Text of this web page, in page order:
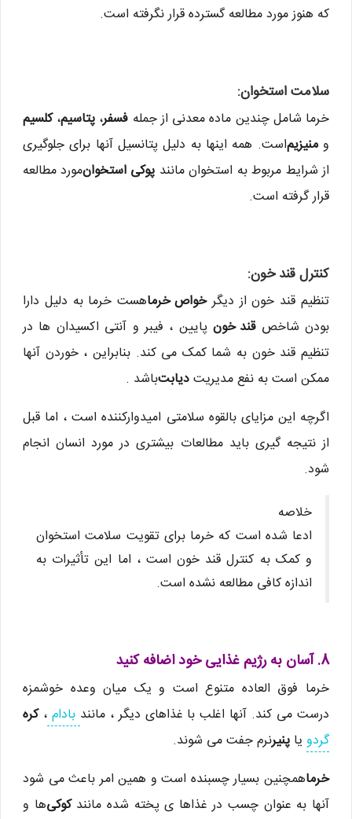
که هنوز مورد مطالعه گسترده قرار نگرفته است.
سلامت استخوان:
خرما شامل چندین ماده معدنی از جمله فسفر، پتاسیم،کلسیم
ومنیزیماست. همه اینها به دلیل پتانسیل آنها برای جلوگیری
از شرایط مربوط به استخوان مانند پوکی استخوانمورد مطالعه
قرار گرفته است.
کنترل قند خون:
تنظیم قند خون از دیگرخواص خرماهست خرما به دلیل دارا
بودن شاخصقند خونپایین ، فیبر و آنتی اکسیدان ها در
تنظیم قند خون به شما کمک می کند. بنابراین ، خوردن آنها
ممکن است به نفع مدیریتدیابتباشد .
اگرچه این مزایای بالقوه سلامتی امیدوارکننده است ، اما قبل
از نتیجه گیری باید مطالعات بیشتری در مورد انسان انجام
شود.
خلاصه
ادعا شده است که خرما برای تقویت سلامت استخوان
و کمک به کنترل قند خون است ، اما این تأثیرات به
اندازه کافی مطالعه نشده است.
8. آسان به رژیم غذایی خود اضافه کنید
خرما فوق العاده متنوع است و یک میان وعده خوشمزه
درست می کند. آنها اغلب با غذاهای دیگر ، مانند بادام،کره
گردو یا پنیرنرم جفت می شوند.
خرماهمچنین بسیار چسبنده است و همین امر باعث می شود
آنها به عنوان چسب در غذاها ی پخته شده مانندکوکیها و